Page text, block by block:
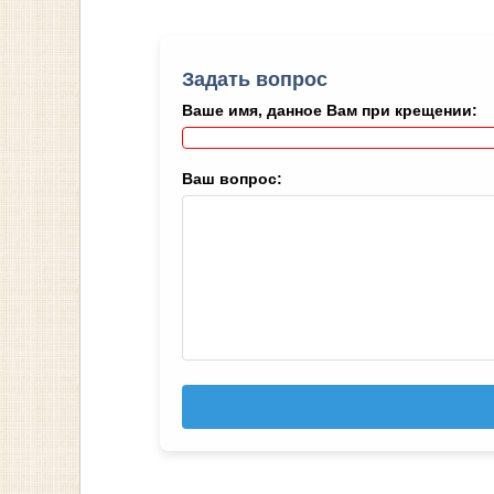
Задать вопрос
Ваше имя, данное Вам при крещении:
Ваш вопрос: